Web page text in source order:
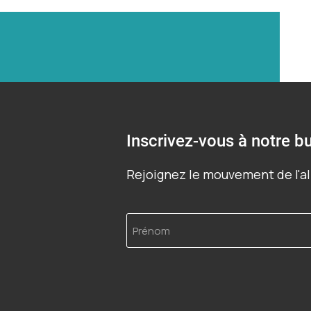
Inscrivez-vous à notre
Rejoignez le mouvement de
Prénom